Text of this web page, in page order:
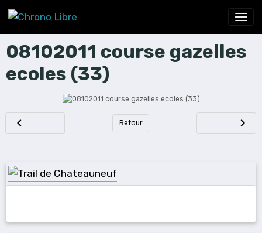
08102011 course gazelles
ecoles (33)
Retour